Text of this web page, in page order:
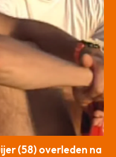
(58) overleden na